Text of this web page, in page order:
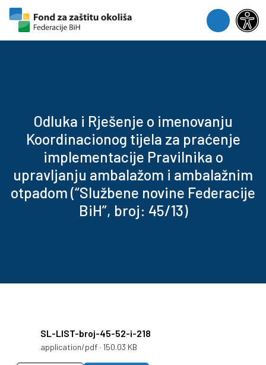
Skip to content
Skip to footer
Menu
Odluka i Rješenje o imenovanju
Koordinacionog tijela za praćenje
implementacije Pravilnika o
upravljanju ambalažom i ambalažnim
otpadom (“Službene novine Federacije
BiH”, broj: 45/13)
SL-LIST-broj-45-52-i-218
application/pdf · 150.03 KB